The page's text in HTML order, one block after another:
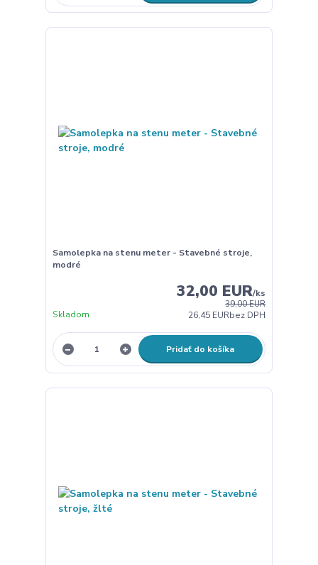
Samolepka na stenu meter - Stavebné stroje,
modré
39,00 EUR
32,00 EUR/ks
26,45 EURbez DPH
Skladom
Pridať do košíka